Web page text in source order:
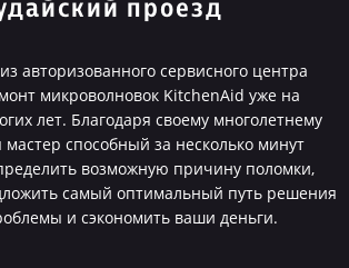
проезд
авторизованного сервисного центра
микроволновок KitchenAid уже на
лет. Благодаря своему многолетнему
способный за несколько минут
возможную причину поломки,
самый оптимальный путь решения
и сэкономить ваши деньги.